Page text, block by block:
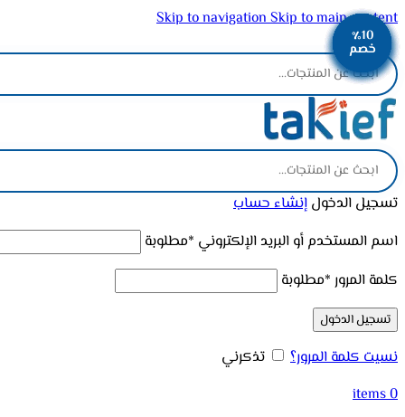
Skip to navigationSkip to main content
ADD ANYTHING HERE OR JUST REMOVE IT…
تسجيل الدخول إنشاء حساب
اسم المستخدم أو البريد الإلكتروني *مطلوبة
كلمة المرور *مطلوبة
تسجيل الدخول
نسيت كلمة المرور؟
تذكرني
0
items
٪12
خصم
٪12
خصم
٪12
خصم
٪2
خصم
٪11
خصم
٪12
خصم
٪11
خصم
٪11
خصم
٪10
خصم